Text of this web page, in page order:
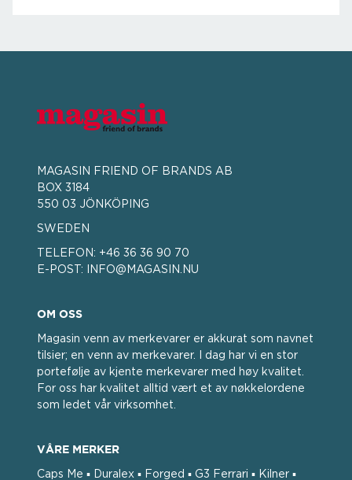
MAGASIN FRIEND OF BRANDS AB
BOX 3184
550 03 JÖNKÖPING
SWEDEN
TELEFON: +46 36 36 90 70
E-POST:
INFO@MAGASIN.NU
OM OSS
Magasin venn av merkevarer er akkurat som navnet
tilsier; en venn av merkevarer. I dag har vi en stor
portefølje av kjente merkevarer med høy kvalitet.
For oss har kvalitet alltid vært et av nøkkelordene
som ledet vår virksomhet.
VÅRE MERKER
Caps Me ▪ Duralex ▪ Forged ▪ G3 Ferrari ▪ Kilner ▪